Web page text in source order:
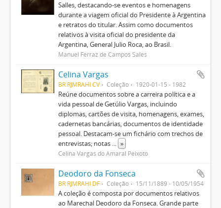
Salles, destacando-se eventos e homenagens
durante a viagem oficial do Presidente à Argentina
e retratos do titular. Assim como documentos
relativos à visita oficial do presidente da
Argentina, General Julio Roca, ao Brasil.
Manuel Ferraz de Campos Sales
Celina Vargas
BR RJMRAHI CV Coleção 1920-01-15 - 1982
Reúne documentos sobre a carreira política e a
vida pessoal de Getúlio Vargas, incluindo
diplomas, cartões de visita, homenagens, exames,
cadernetas bancárias, documentos de identidade
pessoal. Destacam-se um fichário com trechos de
entrevistas; notas ... »
Celina Vargas do Amaral Peixoto
Deodoro da Fonseca
BR RJMRAHI DF Coleção 15/11/1889 - 10/05/1954
A coleção é composta por documentos relativos
ao Marechal Deodoro da Fonseca. Grande parte